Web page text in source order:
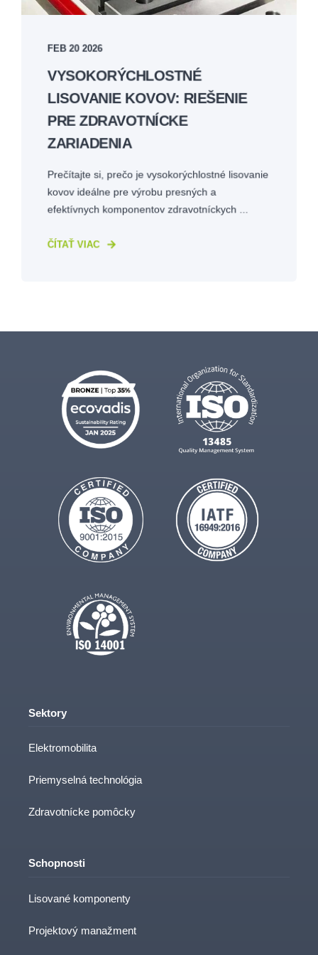
FEB 20 2026
VYSOKORÝCHLOSTNÉ
LISOVANIE KOVOV: RIEŠENIE
PRE ZDRAVOTNÍCKE
ZARIADENIA
Prečítajte si, prečo je vysokorýchlostné lisovanie
kovov ideálne pre výrobu presných a
efektívnych komponentov zdravotníckych ...
ČÍTAŤ VIAC
Sektory
Elektromobilita
Priemyselná technológia
Zdravotnícke pomôcky
Schopnosti
Lisované komponenty
Projektový manažment